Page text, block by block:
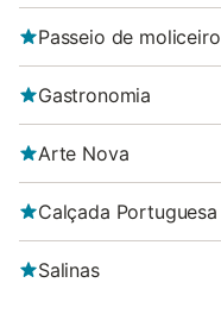
Passeio de moliceiro
Gastronomia
Arte Nova
Calçada Portuguesa
Salinas